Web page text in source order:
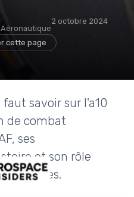
2 octobre 2024
cette page
savoir sur l'a10
de combat
ses
et son rôle